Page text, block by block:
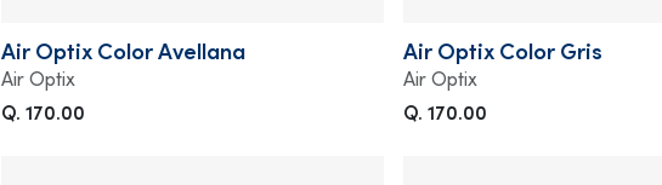
Air Optix Color Avellana
Air Optix
Q. 170.00
Air Optix Color Gris
Air Optix
Q. 170.00